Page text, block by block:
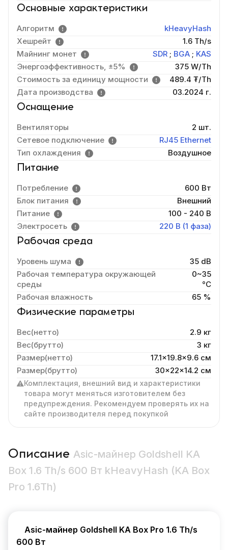
Основные характеристики
Алгоритм
kHeavyHash
Хешрейт
1.6 Th/s
Майнинг монет
SDR ; BGA ; KAS
Энергоэффективность, ±5%
375 W/Th
Стоимость за единицу мощности
489.4 ₮/Th
Дата производства
03.2024 г.
Оснащение
Вентиляторы
2 шт.
Сетевое подключение
RJ45 Ethernet
Тип охлаждения
Воздушное
Питание
Потребление
600 Вт
Блок питания
Внешний
Питание
100 - 240 В
Электросеть
220 В (1 фаза)
Рабочая среда
Уровень шума
35 dB
Рабочая температура окружающей
среды
0~35
°C
Рабочая влажность
65 %
Физические параметры
Вес(нетто)
2.9 кг
Вес(брутто)
3 кг
Размер(нетто)
17.1x19.8x9.6 cм
Размер(брутто)
30x22x14.2 см
Комплектация, внешний вид и характеристики
товара могут меняться изготовителем без
предупреждения. Рекомендуем проверять их на
сайте производителя перед покупкой
Описание Asic-майнер Goldshell KA
Box 1.6 Th/s 600 Вт kHeavyHash (KA Box
Pro 1.6Th)
Asic-майнер Goldshell KA Box Pro 1.6 Th/s
600 Вт